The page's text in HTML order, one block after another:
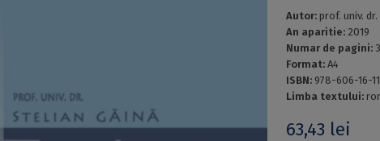
Autor: prof. univ. dr.
An aparitie: 2019
Numar de pagini:
Format:A4
ISBN: 978-606-16-
Limba textului:
63,43 lei